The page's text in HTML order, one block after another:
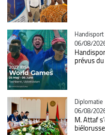
Catégorie
Handisport
06/08/
prévus
Catégorie
Diplomatie
06/08/
M. Attaf
biélorusse